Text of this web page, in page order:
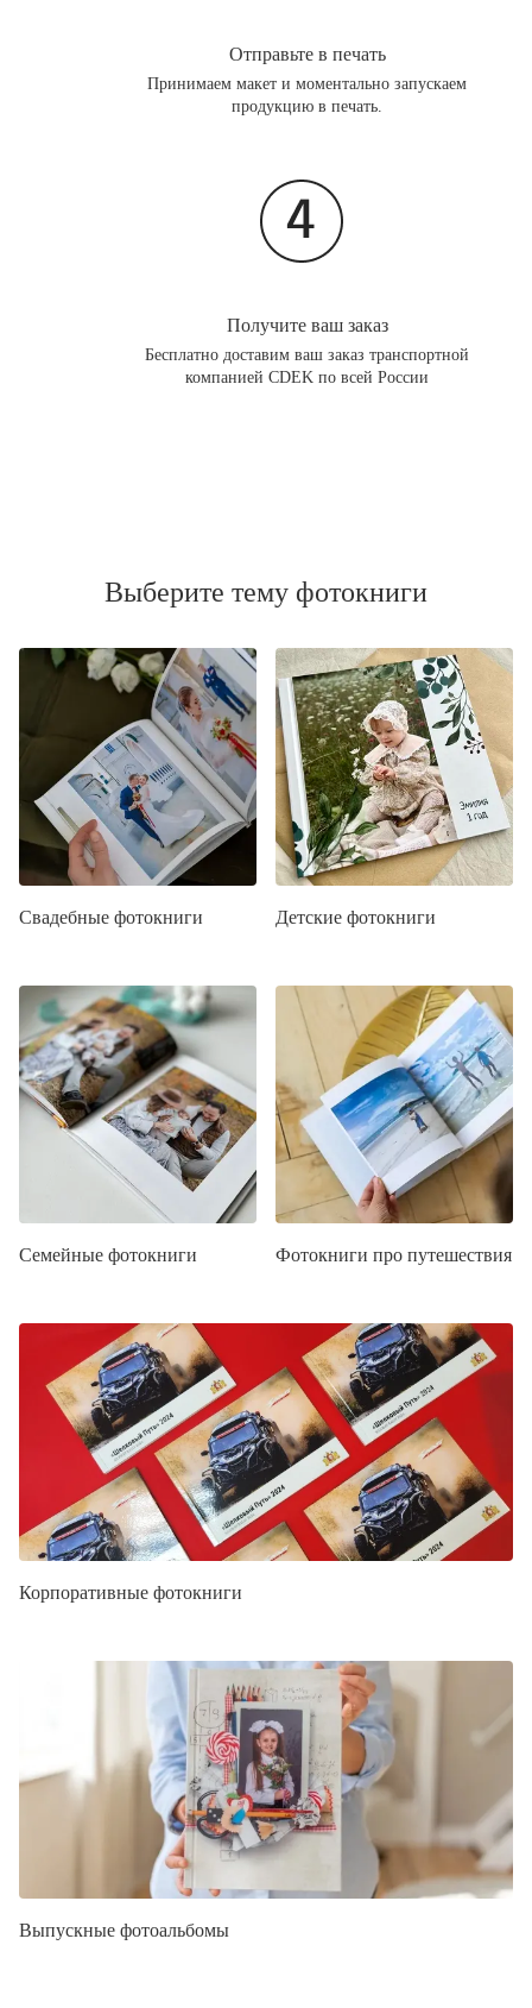
Отправьте в печать
Принимаем макет и моментально запускаем
продукцию в печать.
Получите ваш заказ
Бесплатно доставим ваш заказ транспортной
компанией CDEK по всей России
Выберите тему фотокниги
Свадебные фотокниги Детские фотокниги
Семейные фотокниги Фотокниги про путешествия
Корпоративные фотокниги
Выпускные фотоальбомы